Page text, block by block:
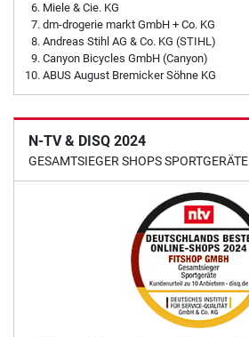
Miele & Cie. KG
dm-drogerie markt GmbH + Co. KG
Andreas Stihl AG & Co. KG (STIHL)
Canyon Bicycles GmbH (Canyon)
ABUS August Bremicker Söhne KG
N-TV & DISQ 2024
GESAMTSIEGER SHOPS SPORTGERÄTE